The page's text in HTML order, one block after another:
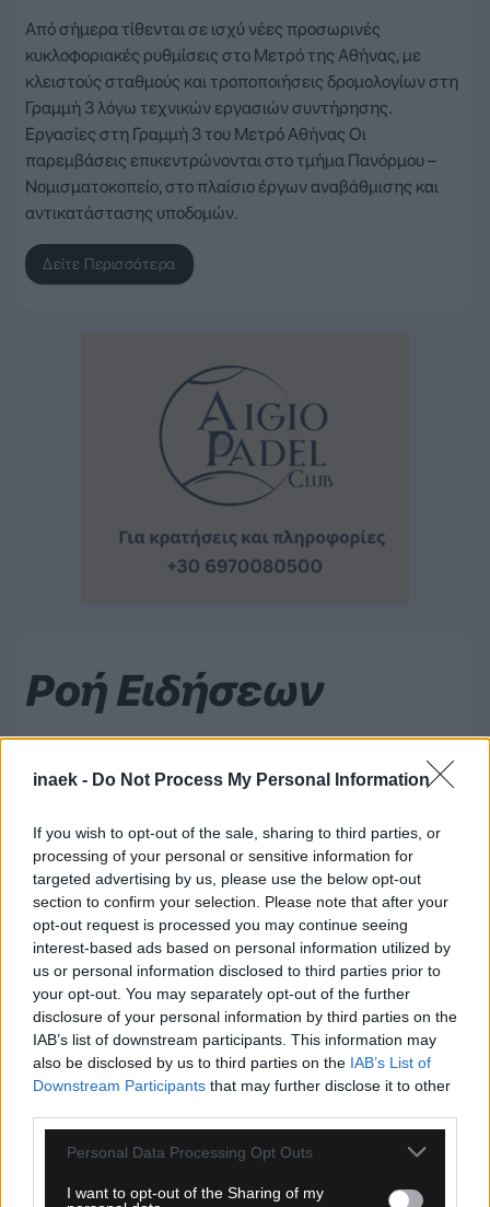
inaek - Do Not Process My Personal Information
If you wish to opt-out of the sale, sharing to third parties, or
processing of your personal or sensitive information for
targeted advertising by us, please use the below opt-out
section to confirm your selection. Please note that after your
opt-out request is processed you may continue seeing
interest-based ads based on personal information utilized by
us or personal information disclosed to third parties prior to
your opt-out. You may separately opt-out of the further
disclosure of your personal information by third parties on the
IAB’s list of downstream participants. This information may
also be disclosed by us to third parties on the IAB’s List of
Downstream Participants that may further disclose it to other
Please note that this website/app uses one or more Google
not limited to your visit or usage behaviour. You may click to
Personal Data Processing Opt Outs
I want to opt-out of the Sharing of my
Από σήμερα τίθενται σε ισχύ νέες προσωρινές
κυκλοφοριακές ρυθμίσεις στο Μετρό της Αθήνας, με
κλειστούς σταθμούς και τροποποιήσεις δρομολογίων στη
Γραμμή 3 λόγω τεχνικών εργασιών συντήρησης.
Εργασίες στη Γραμμή 3 του Μετρό Αθήνας Οι
παρεμβάσεις επικεντρώνονται στο τμήμα Πανόρμου –
Νομισματοκοπείο, στο πλαίσιο έργων αναβάθμισης και
αντικατάστασης υποδομών.
Δείτε Περισσότερα
Ροή Ειδήσεων
10.08.2026, 22:01
Μαρέσκα: «Προς το παρόν, ο Ρόδρι θα επιστρέψει
στο Μάντσεστερ την Παρασκευή»